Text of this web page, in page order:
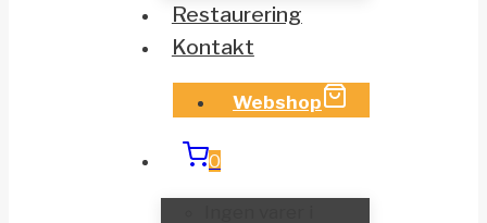
Restaurering
Kontakt
Webshop
0